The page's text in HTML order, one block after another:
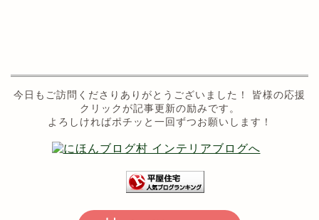
今日もご訪問くださりありがとうございました！ 皆様の応援
クリックが記事更新の励みです。
よろしければポチッと一回ずつお願いします！